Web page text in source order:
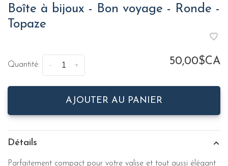
Boîte à bijoux - Bon voyage - Ronde -
Topaze
Quantité: +
- 50,00$CA
AJOUTER AU PANIER
Détails
Parfaitement compact pour votre valise et tout aussi élégant